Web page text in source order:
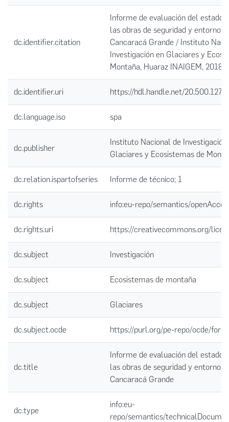
dc.identifier.citation
Informe de evaluación del estado
las obras de seguridad y entorno
Cancaracá Grande / Instituto
Investigación en Glaciares y
Montaña, Huaraz INAIGEM, 2018
dc.identifier.uri https://hdl.handle.net/
dc.language.iso spa
dc.publisher
Instituto Nacional de Investigación
Glaciares y Ecosistemas de
dc.relation.ispartofseries Informe de técnico; 1
dc.rights info:eu-repo/semantics/
dc.rights.uri https://creativecommons.org/
dc.subject Investigación
dc.subject Ecosistemas de montaña
dc.subject Glaciares
dc.subject.ocde https://purl.org/pe-repo/ocde/
dc.title
Informe de evaluación del estado
las obras de seguridad y entorno
Cancaracá Grande
dc.type
info:eu-
repo/semantics/